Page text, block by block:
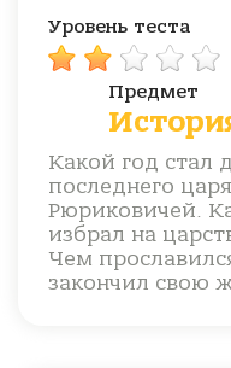
Уровень теста
Предмет
Какой год стал
последнего
Рюриковичей.
избрал на
Чем
закончил свою